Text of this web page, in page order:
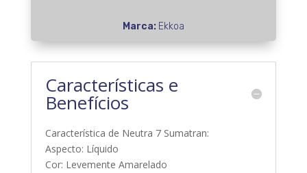
Marca: Ekkoa
Características e
Benefícios
Característica de Neutra 7 Sumatran:
Aspecto: Líquido
Cor: Levemente Amarelado